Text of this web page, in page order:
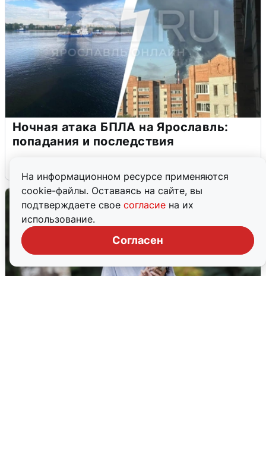
На информационном ресурсе применяются
cookie-файлы. Оставаясь на сайте, вы
подтверждаете свое согласие на их
использование.
Согласен
Ночная атака БПЛА на Ярославль:
попадания и последствия